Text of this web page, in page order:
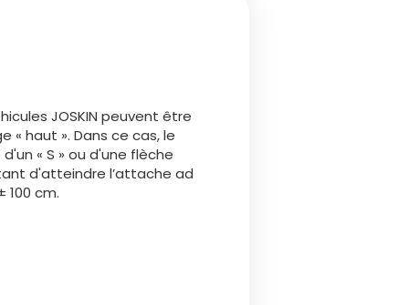
Yкраїнська мова
한국의
JOSKIN peuvent être
« haut ». Dans ce cas, le
« S » ou d'une flèche
d'atteindre l’attache ad
100 cm.